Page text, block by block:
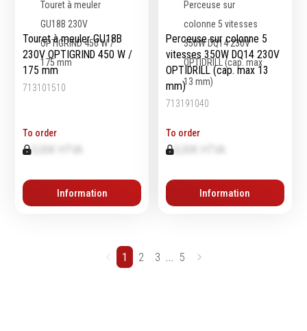
Touret à meuler GU18B
230V OPTIGRIND 450 W /
175 mm
713101510
To order
0,00€ HTVA
Information
Perceuse sur colonne 5
vitesses 350W DQ14 230V
OPTIDRILL (cap. max 13
mm)
713191040
To order
Information
1 2 3 ... 5